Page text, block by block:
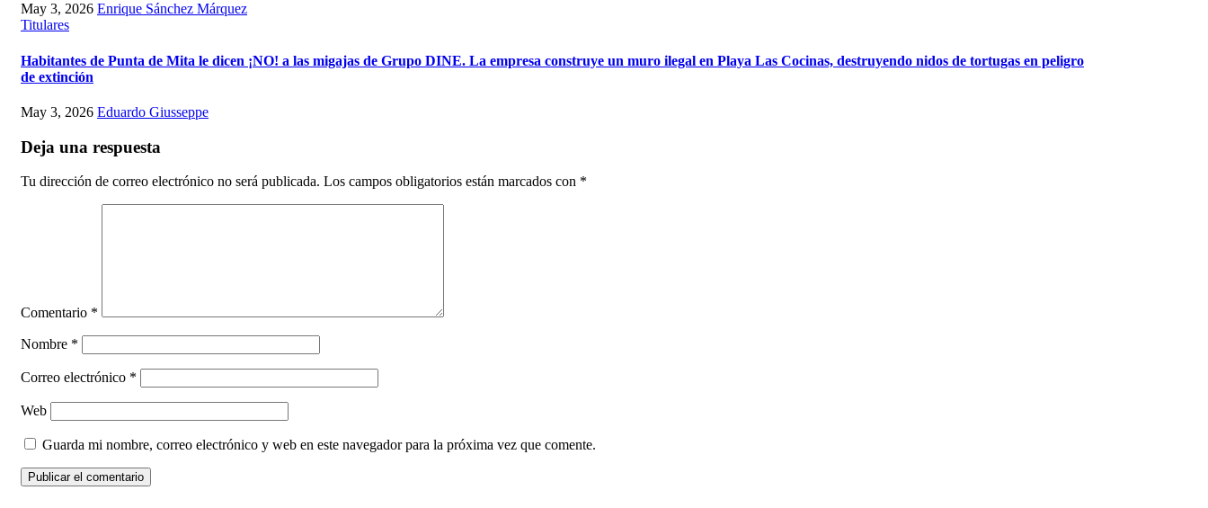
May 3, 2026 Enrique Sánchez Márquez
Titulares
Habitantes de Punta de Mita le dicen ¡NO! a las migajas de Grupo DINE. La empresa construye un muro ilegal en Playa Las Cocinas, destruyendo nidos de tortugas en peligro
de extinción
May 3, 2026 Eduardo Giusseppe
Deja una respuesta
Tu dirección de correo electrónico no será publicada. Los campos obligatorios están marcados con *
Comentario *
Nombre *
Correo electrónico *
Web
Guarda mi nombre, correo electrónico y web en este navegador para la próxima vez que comente.